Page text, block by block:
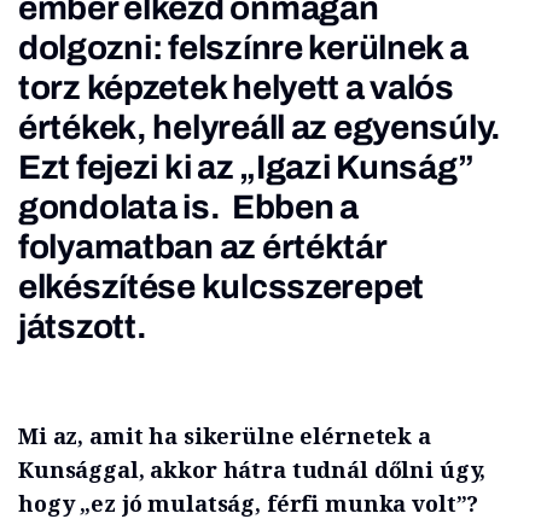
ember elkezd önmagán
dolgozni: felszínre kerülnek a
torz képzetek helyett a valós
értékek, helyreáll az egyensúly.
Ezt fejezi ki az „Igazi Kunság”
gondolata is. Ebben a
folyamatban az értéktár
elkészítése kulcsszerepet
játszott.
Mi az, amit ha sikerülne elérnetek a
Kunsággal, akkor hátra tudnál dőlni úgy,
hogy „ez jó mulatság, férfi munka volt”?